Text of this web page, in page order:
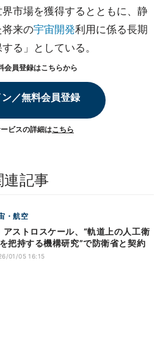
市場を獲得するとともに、静
来の宇宙開発利用に係る長期
る」としている。
会員登録はこちらから
ン／無料会員登録
ビスの詳細はこちら
記事
・航空
把持する機構研究”で防衛省と契約
01/05 16:15